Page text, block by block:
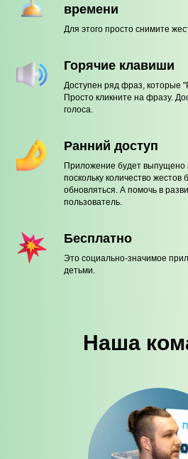
времени
Для этого просто снимите
Горячие клавиши
Доступен ряд фраз, которые
Просто кликните на фразу.
голоса.
Ранний доступ
Приложение будет выпущено
поскольку количество жестов
обновляться. А помочь в
пользователь.
Бесплатно
Это социально-значимое
детьми.
Наша